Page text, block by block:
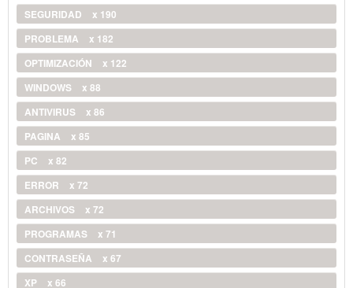
SEGURIDAD
x 190
PROBLEMA
x 182
OPTIMIZACIÓN
x 122
WINDOWS
x 88
ANTIVIRUS
x 86
PAGINA
x 85
PC
x 82
ERROR
x 72
ARCHIVOS
x 72
PROGRAMAS
x 71
CONTRASEÑA
x 67
XP
x 66